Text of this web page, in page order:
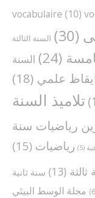
vocabulaire (10)
(30)
السنة الثالثة
(24)
السنة
علمي (18)
تلاميذ السنة
رياضيات سنة
(5) رياضيات (15)
(13)
سنة ثانية
مجلة الوسط البيئي